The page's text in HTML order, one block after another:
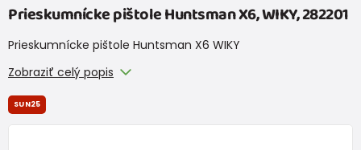
Prieskumnícke pištole Huntsman X6, WIKY, 282201
Prieskumnícke pištole Huntsman X6 WIKY
Zobraziť celý popis
SUN25